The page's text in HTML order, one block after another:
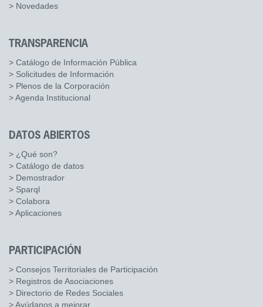
> Novedades
TRANSPARENCIA
> Catálogo de Información Pública
> Solicitudes de Información
> Plenos de la Corporación
> Agenda Institucional
DATOS ABIERTOS
> ¿Qué son?
> Catálogo de datos
> Demostrador
> Sparql
> Colabora
> Aplicaciones
PARTICIPACIÓN
> Consejos Territoriales de Participación
> Registros de Asociaciones
> Directorio de Redes Sociales
> Ayúdanos a mejorar